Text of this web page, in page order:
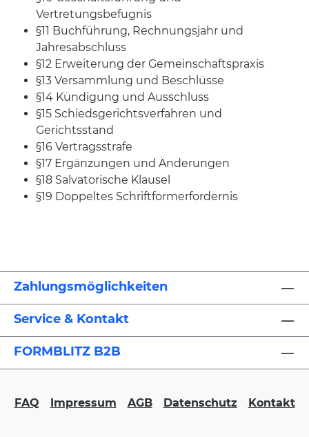
Vertretungsbefugnis
§11 Buchführung, Rechnungsjahr und
Jahresabschluss
§12 Erweiterung der Gemeinschaftspraxis
§13 Versammlung und Beschlüsse
§14 Kündigung und Ausschluss
§15 Schiedsgerichtsverfahren und
Gerichtsstand
§16 Vertragsstrafe
§17 Ergänzungen und Änderungen
§18 Salvatorische Klausel
§19 Doppeltes Schriftformerfordernis
Zahlungsmöglichkeiten
Service & Kontakt
FORMBLITZ B2B
FAQ Impressum AGB Datenschutz Kontakt